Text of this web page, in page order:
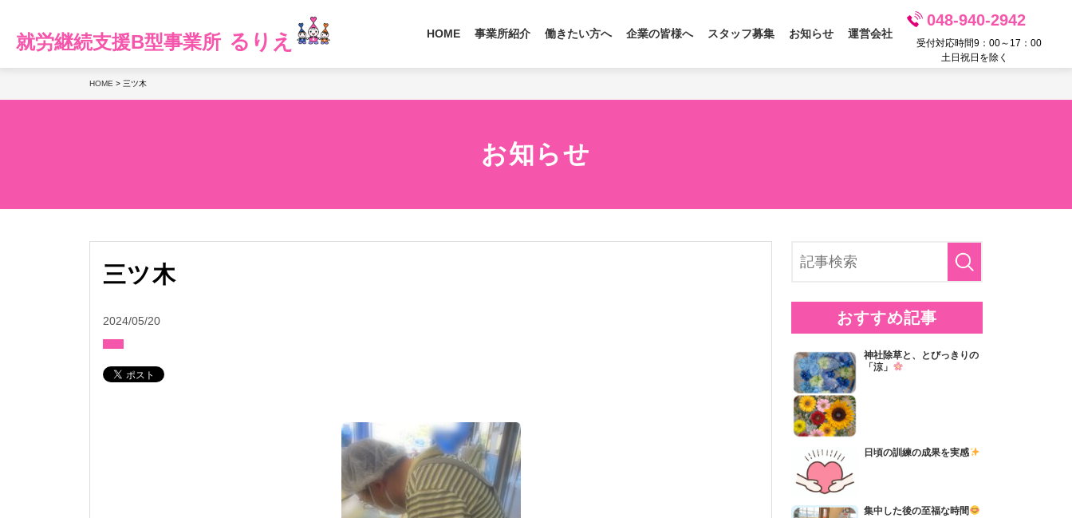
就労継続支援B型事業所 るりえ HOME 事業所紹介 働きたい方へ 企業の皆様へ スタッフ募集 お知らせ 運営会社
048-940-2942
受付対応時間9：00～17：00
土日祝日を除く
HOME > 三ツ木
お知らせ
三ツ木
2024/05/20 おすすめ記事
神社除草と、とびっきりの
「涼」
日頃の訓練の成果を実感
集中した後の至福な時間